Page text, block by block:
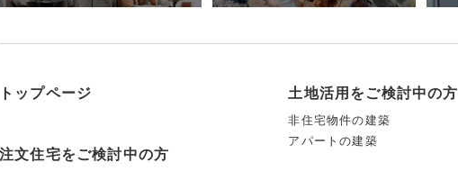
トップページ
注文住宅をご検討中の方
土地活用をご検討中の方
非住宅物件の建築
アパートの建築